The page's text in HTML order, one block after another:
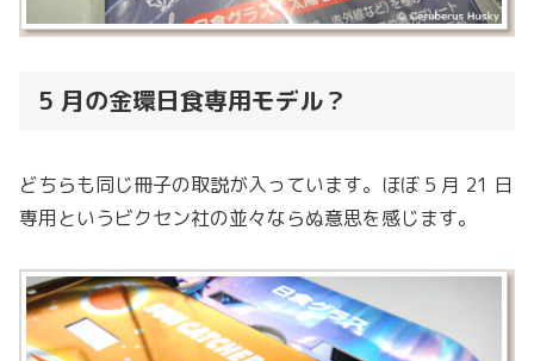
5 月の金環日食専用モデル？
どちらも同じ冊子の取説が入っています。ほぼ 5 月 21 日
専用というビクセン社の並々ならぬ意思を感じます。